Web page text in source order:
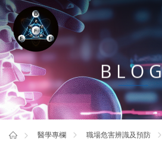
醫學專欄
職場危害辨識及預防